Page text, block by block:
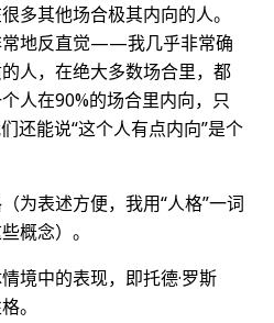
多其他场合极其内向的人。
常地反直觉——我几乎非常确
人，在绝大多数场合里，都
人在90%的场合里内向，只
还能说“这个人有点内向”是个
为表述方便，我用“人格”一词
概念）。
境中的表现，即托德·罗斯
。